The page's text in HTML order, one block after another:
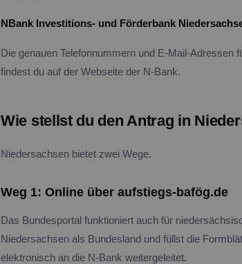
NBank Investitions- und Förderbank
Die genauen Telefonnummern und E-Mail-Adressen
findest du auf der Webseite der N-Bank.
Wie stellst du den Antrag in
Niedersachsen bietet zwei Wege.
Weg 1: Online über aufstiegs-bafög.de
Das Bundesportal funktioniert auch für
Niedersachsen als Bundesland und füllst die
elektronisch an die N-Bank weitergeleitet.